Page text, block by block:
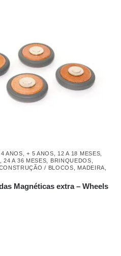
ANOS ,+ 5 ANOS 12 A 18 MESES
,24 A 36 MESES BRINQUEDOS
/ BLOCOS MADEIRA
Magnéticas extra – Wheels